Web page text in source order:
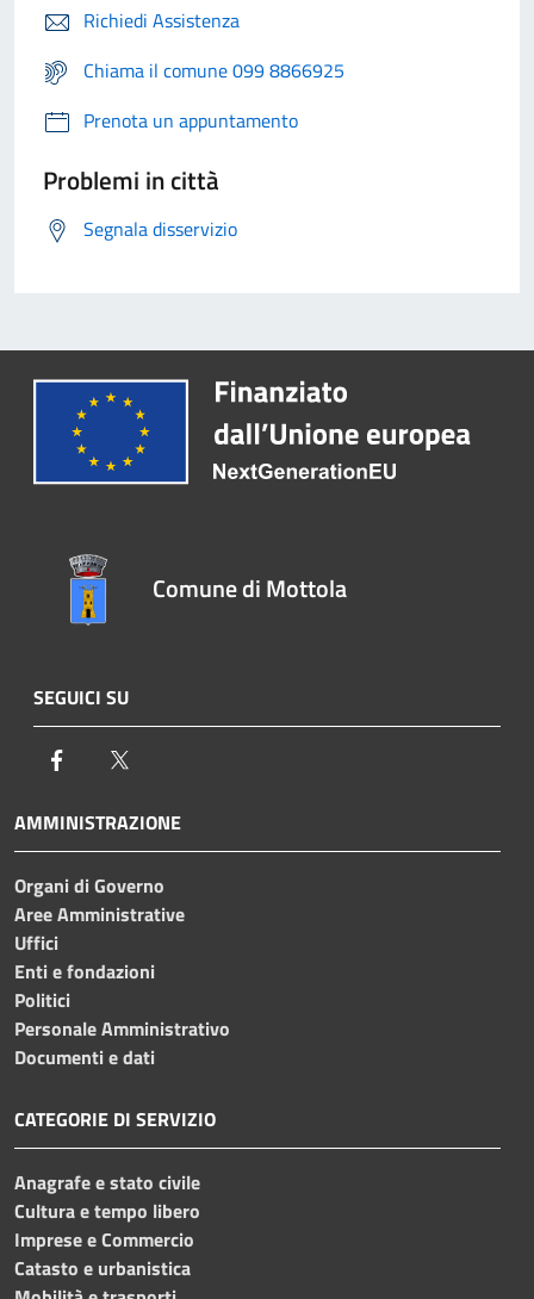
Richiedi Assistenza
Chiama il comune 099 8866925
Prenota un appuntamento
Problemi in città
Segnala disservizio
Comune di Mottola
SEGUICI SU
Facebook
AMMINISTRAZIONE
Organi di Governo
Aree Amministrative
Uffici
Enti e fondazioni
Politici
Personale Amministrativo
Documenti e dati
CATEGORIE DI SERVIZIO
Anagrafe e stato civile
Cultura e tempo libero
Imprese e Commercio
Catasto e urbanistica